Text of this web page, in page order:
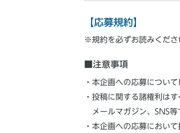
【応募規約】
※規約を必ずお読みくださ
■注意事項
・本企画への応募につい
・投稿に関する諸権利は
メールマガジン、SNS
・本企画への応募におい